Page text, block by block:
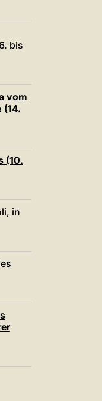
bis
vom
(14.
(10.
in